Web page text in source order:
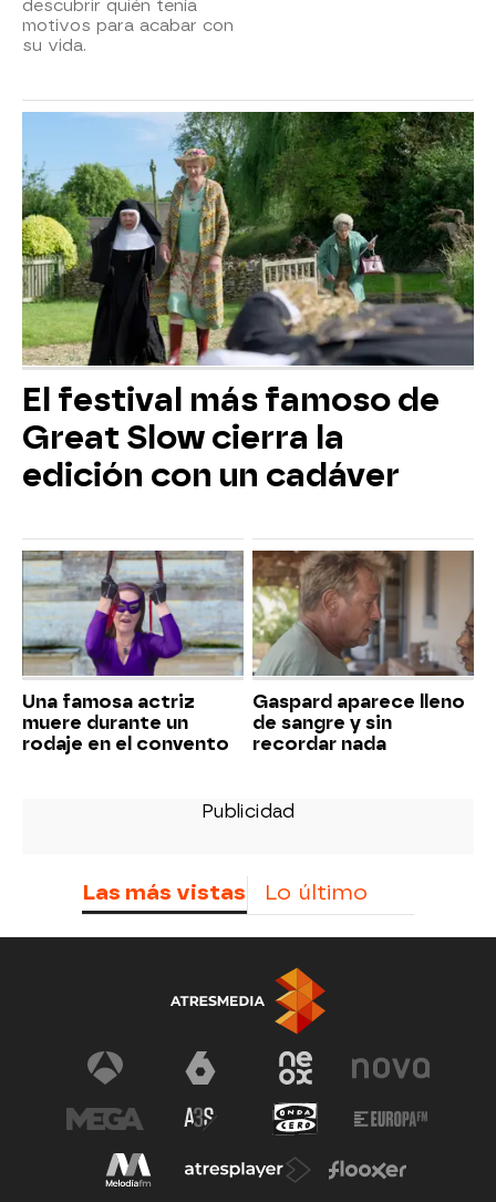
descubrir quién tenía
motivos para acabar con
su vida.
El festival más famoso de
Great Slow cierra la
edición con un cadáver
Una famosa actriz
muere durante un
rodaje en el convento
Gaspard aparece lleno
de sangre y sin
recordar nada
Las más vistas Lo último